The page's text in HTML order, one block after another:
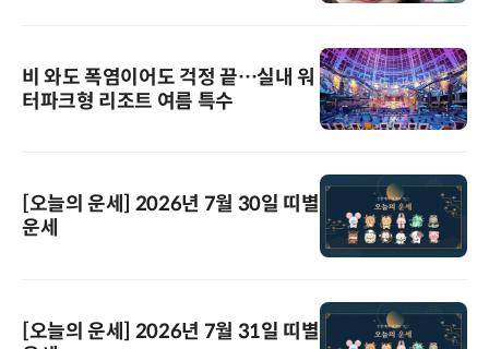
비 와도 폭염이어도 걱정 끝…실내 워
터파크형 리조트 여름 특수
[오늘의 운세] 2026년 7월 30일 띠별
운세
[오늘의 운세] 2026년 7월 31일 띠별